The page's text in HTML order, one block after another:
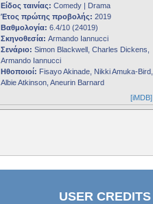
Είδος ταινίας: Comedy | Drama
Έτος πρώτης προβολής: 2019
Βαθμολογία: 6.4/10 (24019)
Σκηνοθεσία: Armando Iannucci
Σενάριο: Simon Blackwell, Charles Dickens,
Armando Iannucci
Ηθοποιοί: Fisayo Akinade, Nikki Amuka-Bird,
Albie Atkinson, Aneurin Barnard
[iMDB]
USER CREDITS